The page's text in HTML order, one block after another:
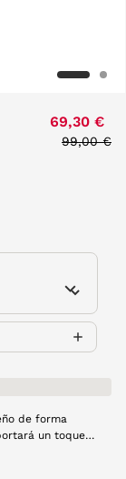
69,30 €
Price
99,00 €
de forma
un toque
y combina